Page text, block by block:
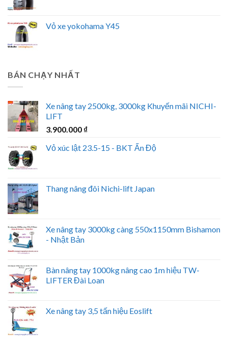
Vỏ xe yokohama Y45
BÁN CHẠY NHẤT
Xe nâng tay 2500kg, 3000kg Khuyến mãi NICHI-
LIFT
3.900.000 ₫
Vỏ xúc lật 23.5-15 - BKT Ấn Độ
Thang nâng đôi Nichi-lift Japan
Xe nâng tay 3000kg càng 550x1150mm Bishamon
- Nhật Bản
Bàn nâng tay 1000kg nâng cao 1m hiệu TW-
LIFTER Đài Loan
Xe nâng tay 3,5 tấn hiệu Eoslift